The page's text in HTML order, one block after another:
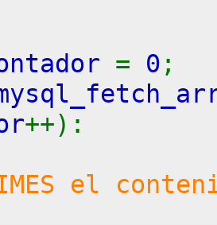
= 0 ;
++):
el